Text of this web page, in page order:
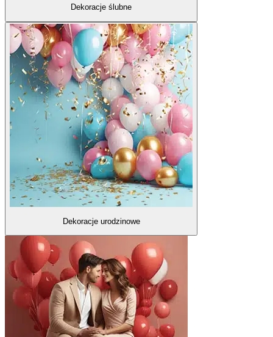
Dekoracje ślubne
Dekoracje urodzinowe